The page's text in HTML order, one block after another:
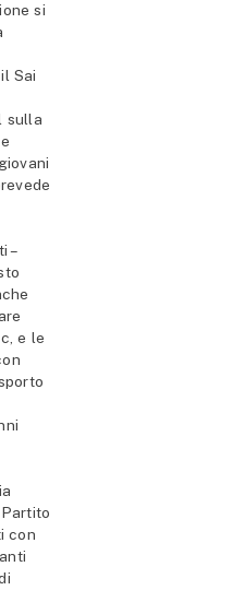
si
Sai
sulla
–
e le
con